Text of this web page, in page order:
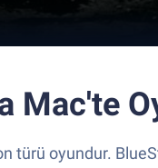
Mac'te
türü oyundur.